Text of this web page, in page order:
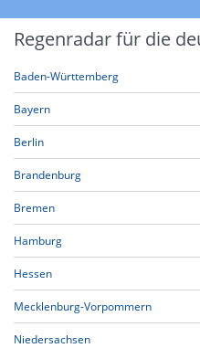
Regenradar für die
Baden-Württemberg
Bayern
Berlin
Brandenburg
Bremen
Hamburg
Hessen
Mecklenburg-Vorpommern
Niedersachsen